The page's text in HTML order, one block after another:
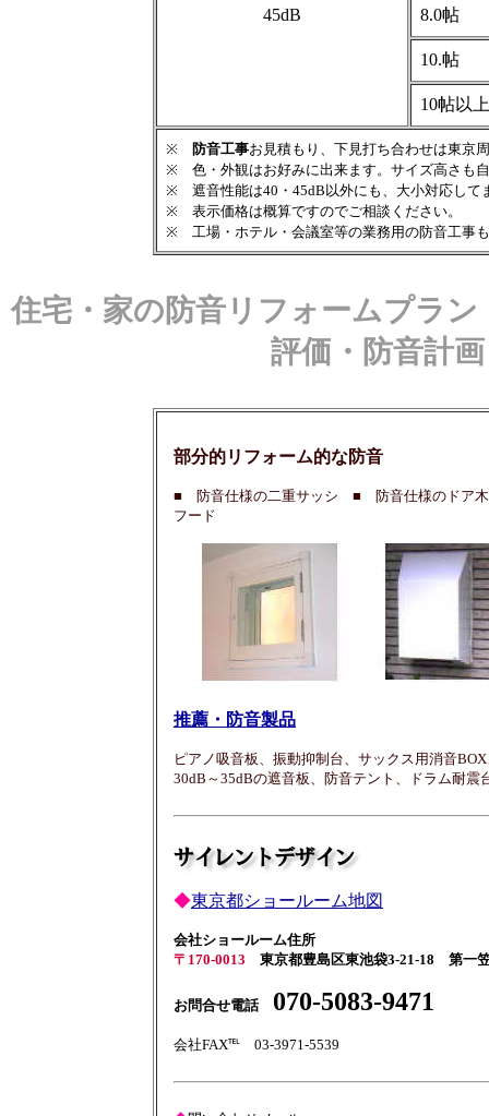
45dB 8.0帖
10.帖
10帖以上
※ 防音工事お見積もり、下見打ち合わせは東京
※ 色・外観はお好みに出来ます。サイズ高さも
※ 遮音性能は40・45dB以外にも、大小対応して
※ 表示価格は概算ですのでご相談ください。
※ 工場・ホテル・会議室等の業務用の防音工事
住宅・家の防音リフォームプラ
評価・防音計
部分的リフォーム的な防音
■ 防音仕様の二重サッシ ■ 防音仕様のドア
フード
推薦・防音製品
ピアノ吸音板、振動抑制台、サックス用消音
30dB～35dBの遮音板、防音テント、ドラム耐震
◆東京都ショールーム地図
会社ショールーム住所
〒170-0013
東京都豊島区東池袋3-21-18 第一
お問合せ電話 070-5083-9471
会社FAX℡ 03-3971-5539